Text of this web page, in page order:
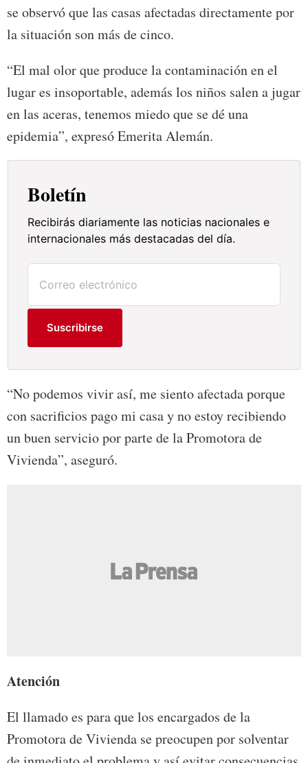
se observó que las casas afectadas directamente por
la situación son más de cinco.
“El mal olor que produce la contaminación en el
lugar es insoportable, además los niños salen a jugar
en las aceras, tenemos miedo que se dé una
epidemia”, expresó Emerita Alemán.
Boletín
Recibirás diariamente las noticias nacionales e
internacionales más destacadas del día.
Suscribirse
“No podemos vivir así, me siento afectada porque
con sacrificios pago mi casa y no estoy recibiendo
un buen servicio por parte de la Promotora de
Vivienda”, aseguró.
Atención
El llamado es para que los encargados de la
Promotora de Vivienda se preocupen por solventar